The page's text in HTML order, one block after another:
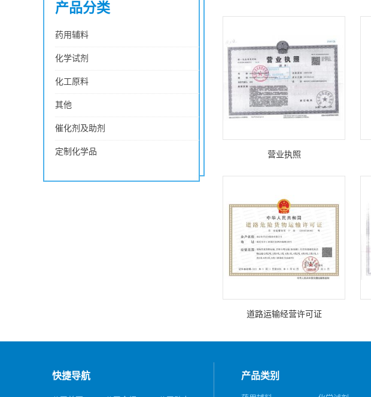
产品分类
药用辅料
化学试剂
化工原料
其他
催化剂及助剂
定制化学品 营业执照
道路运输经营许可证
快捷导航 产品类别